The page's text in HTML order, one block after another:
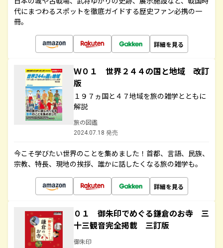
代にまつわるスポットを徹底ガイドする歴史ファン必携の一
冊。
詳細を見る
Ｗ０１ 世界２４４の国と地域 改訂
版
１９７ヵ国と４７地域を旅の雑学とともに
解説
旅の図鑑
2024.07.18 発売
今こそ学びたい世界のことを集めました！首都、言語、民族、
宗教、特長、現地の挨拶、誰かに話したくなる旅の雑学も。
詳細を見る
０１ 御朱印でめぐる鎌倉のお寺 三
十三観音完全掲載 三訂版
御朱印